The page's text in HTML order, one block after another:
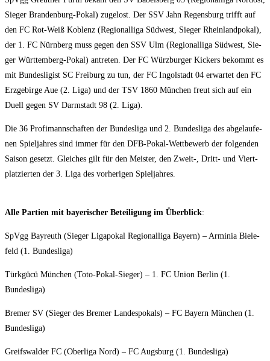
Sie­ger Bran­den­burg-Pokal) zuge­lost. Der SSV Jahn Regens­burg trifft auf
den FC Rot-Weiß Koblenz (Regio­nal­li­ga Süd­west, Sie­ger Rhein­land­po­kal),
der 1. FC Nürn­berg muss gegen den SSV Ulm (Regio­nal­li­ga Süd­west, Sie­
ger Würt­tem­berg-Pokal) antre­ten. Der FC Würz­bur­ger Kickers bekommt es
mit Bun­des­li­gist SC Frei­burg zu tun, der FC Ingol­stadt 04 erwar­tet den FC
Erz­ge­bir­ge Aue (2. Liga) und der TSV 1860 Mün­chen freut sich auf ein
Duell gegen SV Darm­stadt 98 (2. Liga).
Die 36 Pro­fi­mann­schaf­ten der Bun­des­li­ga und 2. Bun­des­li­ga des abge­lau­fe­
nen Spiel­jah­res sind immer für den DFB-Pokal-Wett­be­werb der fol­gen­den
Sai­son gesetzt. Glei­ches gilt für den Meis­ter, den Zweit‑, Dritt- und Viert­
plat­zier­ten der 3. Liga des vor­he­ri­gen Spieljahres.
Alle Par­tien mit baye­ri­scher Betei­li­gung im Über­blick:
SpVgg Bay­reuth (Sie­ger Liga­po­kal Regio­nal­li­ga Bay­ern) – Armi­nia Bie­le­
feld (1. Bundesliga)
Türk­gücü Mün­chen (Toto-Pokal-Sie­ger) – 1. FC Uni­on Ber­lin (1.
Bundesliga)
Bre­mer SV (Sie­ger des Bre­mer Lan­des­po­kals) – FC Bay­ern Mün­chen (1.
Bundesliga)
Greifs­wal­der FC (Ober­li­ga Nord) – FC Augs­burg (1. Bundesliga)